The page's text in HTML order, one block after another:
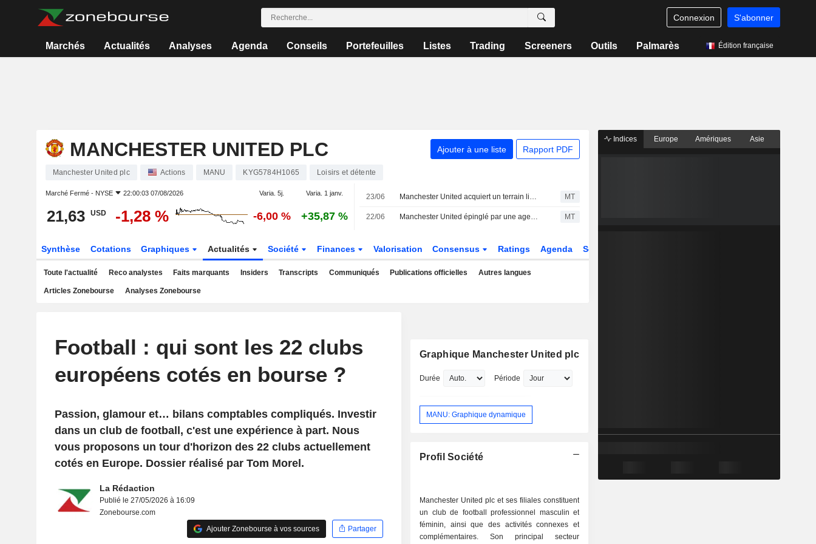
Connexion S'abonner
Marchés Actualités Analyses Agenda Conseils Portefeuilles Listes Trading Screeners Outils Palmarès Édition française
MANCHESTER UNITED PLC Ajouter à une liste Rapport PDF
Manchester United plc Actions MANU KYG5784H1065 Loisirs et détente
Marché Fermé - NYSE 22:00:03 07/08/2026 Varia. 5j. Varia. 1 janv.
21,63 USD -1,28 % -6,00 % +35,87 %
23/06 Manchester United acquiert un terrain lié à Blackstone pour son projet de stade de 100 000 places MT
22/06 Manchester United épinglé par une agence de conseil aux actionnaires pour ses lacunes en matière de gouvernance MT
Synthèse Cotations Graphiques Actualités Société Finances Valorisation Consensus Ratings Agenda Secteur
Toute l'actualité Reco analystes Faits marquants Insiders Transcripts Communiqués Publications officielles Autres langues
Articles Zonebourse Analyses Zonebourse
Football : qui sont les 22 clubs
européens cotés en bourse ?
Passion, glamour et… bilans comptables compliqués. Investir
dans un club de football, c'est une expérience à part. Nous
vous proposons un tour d'horizon des 22 clubs actuellement
cotés en Europe. Dossier réalisé par Tom Morel.
La Rédaction
Publié le 27/05/2026 à 16:09
Zonebourse.com
Ajouter Zonebourse à vos sources
Partager
Graphique Manchester United plc
Durée Période
MANU: Graphique dynamique
Profil Société
Manchester United plc et ses filiales constituent
un club de football professionnel masculin et
féminin, ainsi que des activités connexes et
complémentaires. Son principal secteur
Indices Europe Amériques Asie